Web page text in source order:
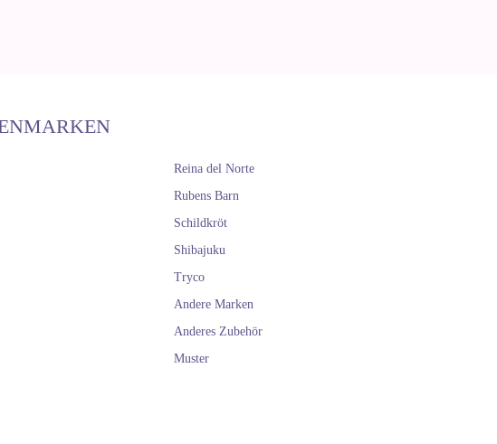
Reina del Norte
Rubens Barn
Schildkröt
Shibajuku
Tryco
Andere Marken
Anderes Zubehör
Muster